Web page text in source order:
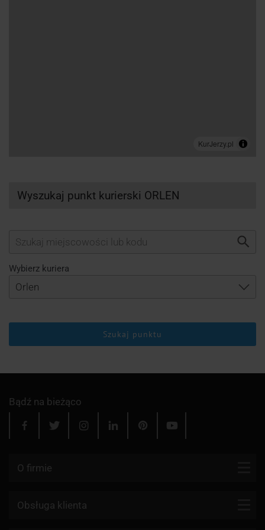
Wyszukaj punkt kurierski ORLEN
Wybierz kuriera
Szukaj punktu
Bądź na bieżąco
O firmie
Kontakt
Obsługa klienta